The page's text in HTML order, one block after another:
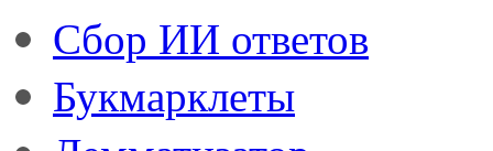
Сбор ИИ ответов
Букмарклеты